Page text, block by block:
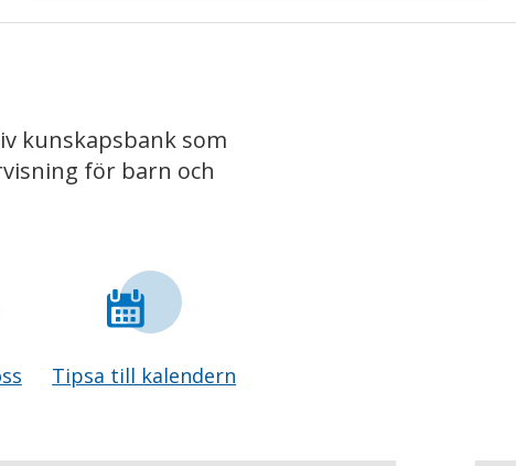
kunskapsbank som
för barn och
Tipsa till kalendern